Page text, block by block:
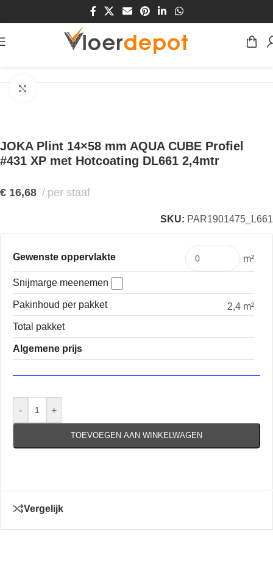
JOKA Plint 14×58 mm AQUA CUBE Profiel
#431 XP met Hotcoating DL661 2,4mtr
€ 16,68 per staaf
SKU: PAR1901475_L661
Gewenste oppervlakte m²
Snijmarge meenemen
Pakinhoud per pakket
2,4 m²
Total pakket
Algemene prijs
- +
TOEVOEGEN AAN WINKELWAGEN
Vergelijk